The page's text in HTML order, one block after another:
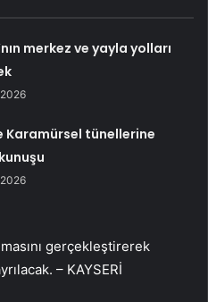
merkez ve yayla yolları
Karamürsel tünellerine
gerçekleştirerek
– KAYSERİ